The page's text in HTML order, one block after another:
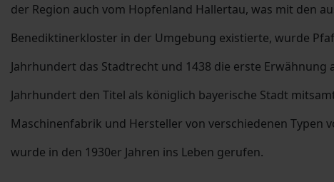
der Region auch vom Hopfenland Hallertau, was mit den
Benediktinerkloster in der Umgebung existierte, wurde
Jahrhundert das Stadtrecht und 1438 die erste
Jahrhundert den Titel als königlich bayerische Stadt
Maschinenfabrik und Hersteller von verschiedenen Typen
wurde in den 1930er Jahren ins Leben gerufen.